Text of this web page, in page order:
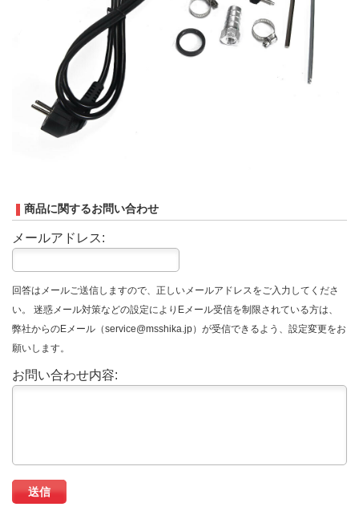
商品に関するお問い合わせ
メールアドレス:
回答はメールご送信しますので、正しいメールアドレスをご入力してくださ
い。 迷惑メール対策などの設定によりEメール受信を制限されている方は、
弊社からのEメール（service@msshika.jp）が受信できるよう、設定変更をお
願いします。
お問い合わせ内容: